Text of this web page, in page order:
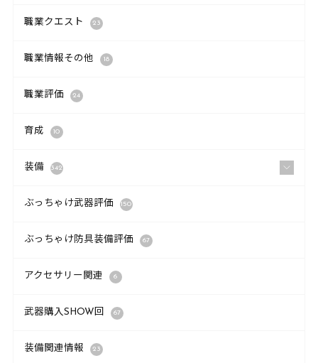
職業クエスト 23
職業情報その他 18
職業評価 24
育成 10
装備 342
ぶっちゃけ武器評価 150
ぶっちゃけ防具装備評価 67
アクセサリー関連 6
武器購入SHOW回 67
装備関連情報 23